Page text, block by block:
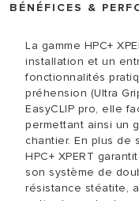
BÉNÉFICES &
La gamme HPC+
installation et un
fonctionnalités
préhension (Ultra
EasyCLIP pro, elle
permettant ainsi un
chantier. En plus de
HPC+ XPERT
son système de
résistance stéatite,